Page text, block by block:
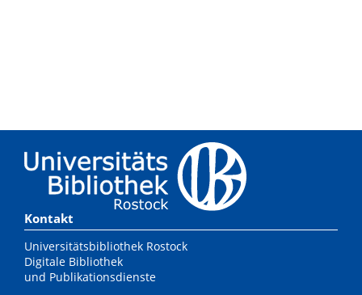
Kontakt
Universitätsbibliothek Rostock
Digitale Bibliothek
und Publikationsdienste